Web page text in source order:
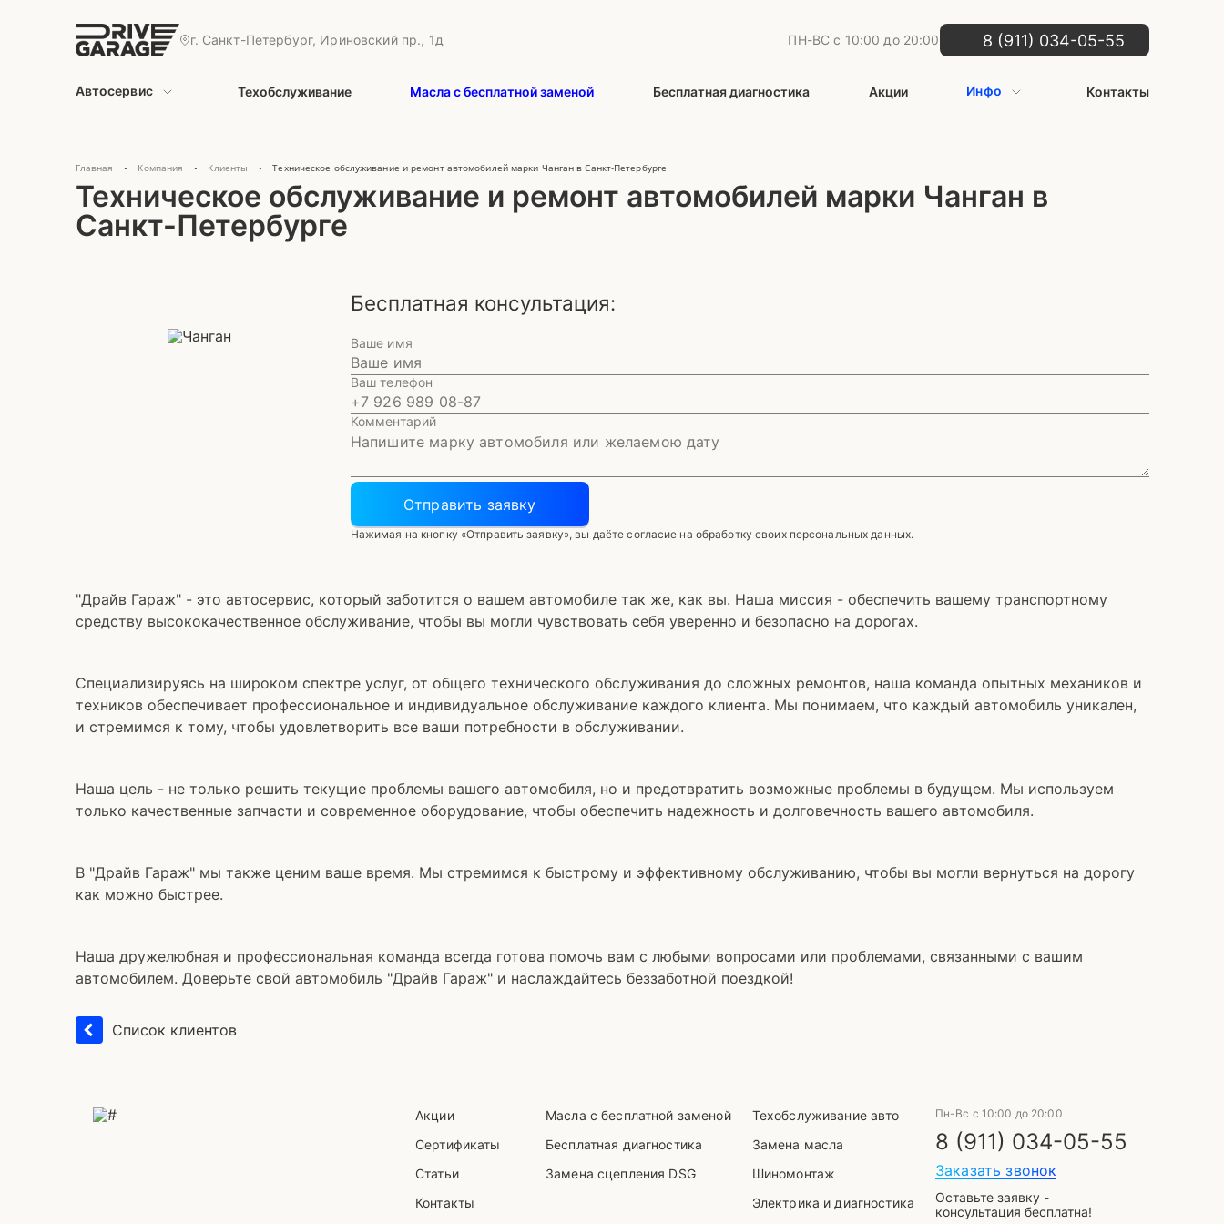
г. Санкт-Петербург, Ириновский пр., 1д ПН-ВС с 10:00 до 20:00 8 (911) 034-05-55
Автосервис Техобслуживание Масла с бесплатной заменой Бесплатная диагностика Акции Инфо Контакты
Главная • Компания • Клиенты • Техническое обслуживание и ремонт автомобилей марки Чанган в Санкт-Петербурге
Техническое обслуживание и ремонт автомобилей марки Чанган в
Санкт-Петербурге
Бесплатная консультация:
Ваше имя
Ваш телефон
Комментарий
Отправить заявку
Нажимая на кнопку «Отправить заявку», вы даёте согласие на обработку своих персональных данных.
"Драйв Гараж" - это автосервис, который заботится о вашем автомобиле так же, как вы. Наша миссия - обеспечить вашему транспортному
средству высококачественное обслуживание, чтобы вы могли чувствовать себя уверенно и безопасно на дорогах.
Специализируясь на широком спектре услуг, от общего технического обслуживания до сложных ремонтов, наша команда опытных механиков и
техников обеспечивает профессиональное и индивидуальное обслуживание каждого клиента. Мы понимаем, что каждый автомобиль уникален,
и стремимся к тому, чтобы удовлетворить все ваши потребности в обслуживании.
Наша цель - не только решить текущие проблемы вашего автомобиля, но и предотвратить возможные проблемы в будущем. Мы используем
только качественные запчасти и современное оборудование, чтобы обеспечить надежность и долговечность вашего автомобиля.
В "Драйв Гараж" мы также ценим ваше время. Мы стремимся к быстрому и эффективному обслуживанию, чтобы вы могли вернуться на дорогу
как можно быстрее.
Наша дружелюбная и профессиональная команда всегда готова помочь вам с любыми вопросами или проблемами, связанными с вашим
автомобилем. Доверьте свой автомобиль "Драйв Гараж" и наслаждайтесь беззаботной поездкой!
Список клиентов
Акции
Сертификаты
Статьи
Контакты
Масла с бесплатной заменой
Бесплатная диагностика
Замена сцепления DSG
Техобслуживание авто
Замена масла
Шиномонтаж
Электрика и диагностика
Пн-Вс с 10:00 до 20:00
8 (911) 034-05-55
Заказать звонок
Оставьте заявку -
консультация бесплатна!
WhatsApp VK